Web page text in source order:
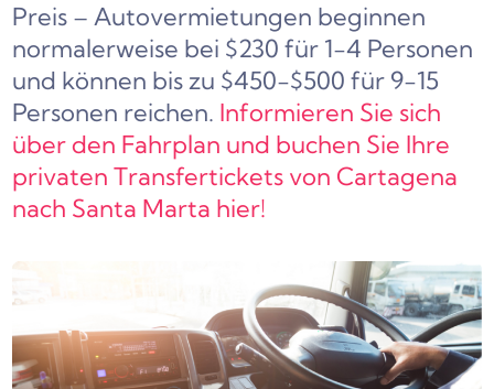
Preis – Autovermietungen beginnen
normalerweise bei $230 für 1-4 Personen
und können bis zu $450-$500 für 9-15
Personen reichen. Informieren Sie sich
über den Fahrplan und buchen Sie Ihre
privaten Transfertickets von Cartagena
nach Santa Marta hier!